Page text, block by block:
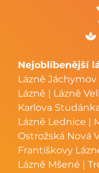
Nejoblíbenější
Lázně Jáchymov
Lázně | Lázně
Karlova
Lázně Lednice |
Ostrožská Nová
Františkovy
Lázně Mšené |